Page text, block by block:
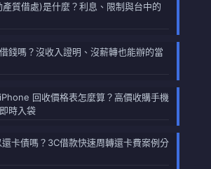
質借處)是什麼？利息、限制與台中的
錢嗎？沒收入證明、沒薪轉也能辦的當
回收價格表怎麼算？高價收購手機
時入袋
卡債嗎？3C借款快速周轉還卡費案例分